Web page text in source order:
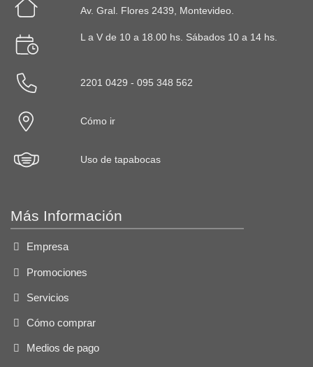
Av. Gral. Flores 2439, Montevideo.
L a V de 10 a 18.00 hs. Sábados 10 a 14 hs.
2201 0429 - 095 348 562
Cómo ir
Uso de tapabocas
Más Información
Empresa
Promociones
Servicios
Cómo comprar
Medios de pago